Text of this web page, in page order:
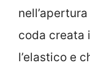
coda creata
l’elastico e